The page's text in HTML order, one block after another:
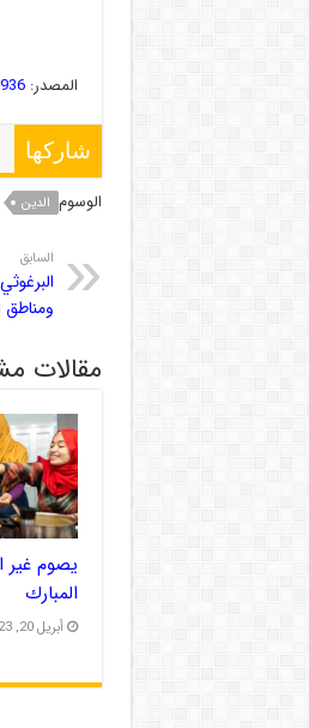
المصدر:
شاركها
الوسوم الدین
السابق
مقالات
يصوم
المبارك
أبريل 20, 2023